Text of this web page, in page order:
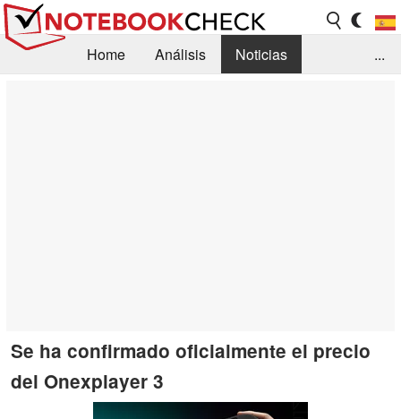
Home Análisis
Noticias
...
Se ha confirmado oficialmente el precio
del Onexplayer 3